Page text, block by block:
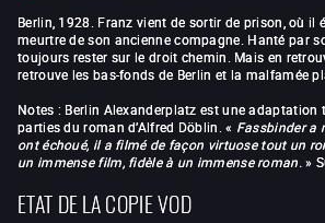
Berlin, 1928. Franz vient de sortir de prison, où il
meurtre de son ancienne compagne. Hanté par
toujours rester sur le droit chemin. Mais en
retrouve les bas-fonds de Berlin et la malfamée
Notes : Berlin Alexanderplatz est une adaptation
parties du roman d’Alfred Döblin. « Fassbinder a
ont échoué, il a filmé de façon virtuose tout un
un immense film, fidèle à un immense roman. »
ETAT DE LA COPIE VOD